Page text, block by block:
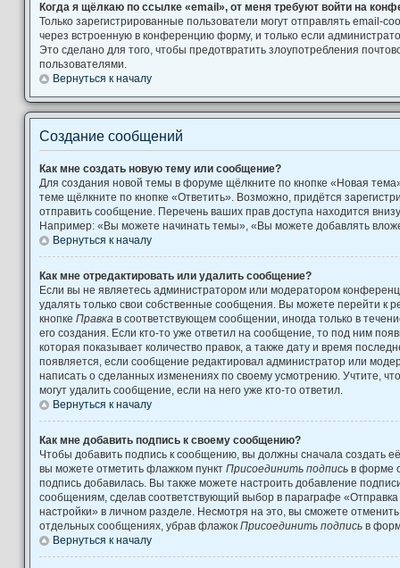
Когда я щёлкаю по ссылке «email», от меня требуют войти на
Только зарегистрированные пользователи могут отправлять email-
через встроенную в конференцию форму, и только если
Это сделано для того, чтобы предотвратить злоупотребления
пользователями.
Вернуться к началу
Создание сообщений
Как мне создать новую тему или сообщение?
Для создания новой темы в форуме щёлкните по кнопке «Новая
теме щёлкните по кнопке «Ответить». Возможно, придётся
отправить сообщение. Перечень ваших прав доступа находится
Например: «Вы можете начинать темы», «Вы можете добавлять
Вернуться к началу
Как мне отредактировать или удалить сообщение?
Если вы не являетесь администратором или модератором
удалять только свои собственные сообщения. Вы можете перейти к
кнопке Правка в соответствующем сообщении, иногда только в
его создания. Если кто-то уже ответил на сообщение, то под ним
которая показывает количество правок, а также дату и время
появляется, если сообщение редактировал администратор или
написать о сделанных изменениях по своему усмотрению. Учтите,
могут удалить сообщение, если на него уже кто-то ответил.
Вернуться к началу
Как мне добавить подпись к своему сообщению?
Чтобы добавить подпись к сообщению, вы должны сначала создать
вы можете отметить флажком пункт Присоединить подпись в форме
подпись добавилась. Вы также можете настроить добавление
сообщениям, сделав соответствующий выбор в параграфе
настройки» в личном разделе. Несмотря на это, вы сможете
отдельных сообщениях, убрав флажок Присоединить подпись в
Вернуться к началу